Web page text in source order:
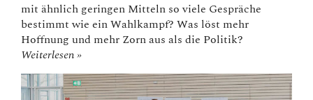
mit ähnlich geringen Mitteln so viele Gespräche
bestimmt wie ein Wahlkampf? Was löst mehr
Hoffnung und mehr Zorn aus als die Politik?
Weiterlesen »